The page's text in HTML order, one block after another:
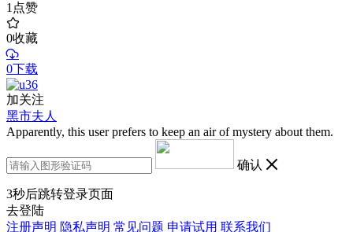
1点赞
0收藏
0下载
加关注
黑市夫人
Apparently, this user prefers to keep an air of mystery about them.
确认
3秒后跳转登录页面
去登陆
注册声明 隐私声明 常见问题 申请试用 联系我们